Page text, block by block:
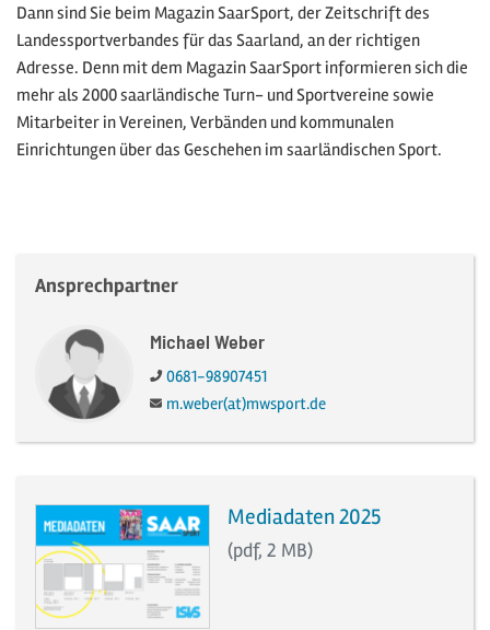
Dann sind Sie beim Magazin SaarSport, der Zeitschrift des
Landessportverbandes für das Saarland, an der richtigen
Adresse. Denn mit dem Magazin SaarSport informieren sich die
mehr als 2000 saarländische Turn- und Sportvereine sowie
Mitarbeiter in Vereinen, Verbänden und kommunalen
Einrichtungen über das Geschehen im saarländischen Sport.
Ansprechpartner
Michael Weber
Telefon:
0681-98907451
E-Mail:
m.weber(at)mwsport.de
Download der Datei:
Mediadaten 2025
(pdf, 2 MB)